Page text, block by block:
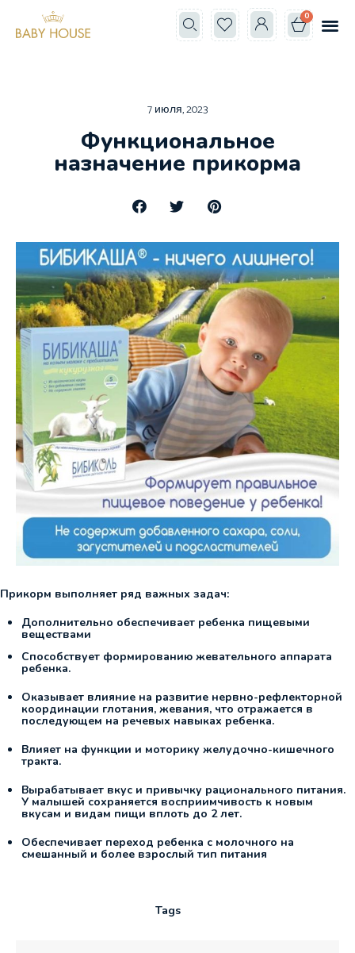
0
7 июля, 2023
Функциональное
назначение прикорма
Прикорм выполняет ряд важных задач:
Дополнительно обеспечивает ребенка пищевыми
веществами
Способствует формированию жевательного аппарата
ребенка.
Оказывает влияние на развитие нервно-рефлекторной
координации глотания, жевания, что отражается в
последующем на речевых навыках ребенка.
Влияет на функции и моторику желудочно-кишечного
тракта.
Вырабатывает вкус и привычку рационального питания.
У малышей сохраняется восприимчивость к новым
вкусам и видам пищи вплоть до 2 лет.
Обеспечивает переход ребенка с молочного на
смешанный и более взрослый тип питания
Tags